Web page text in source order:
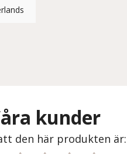
kunder
den här produkten är: